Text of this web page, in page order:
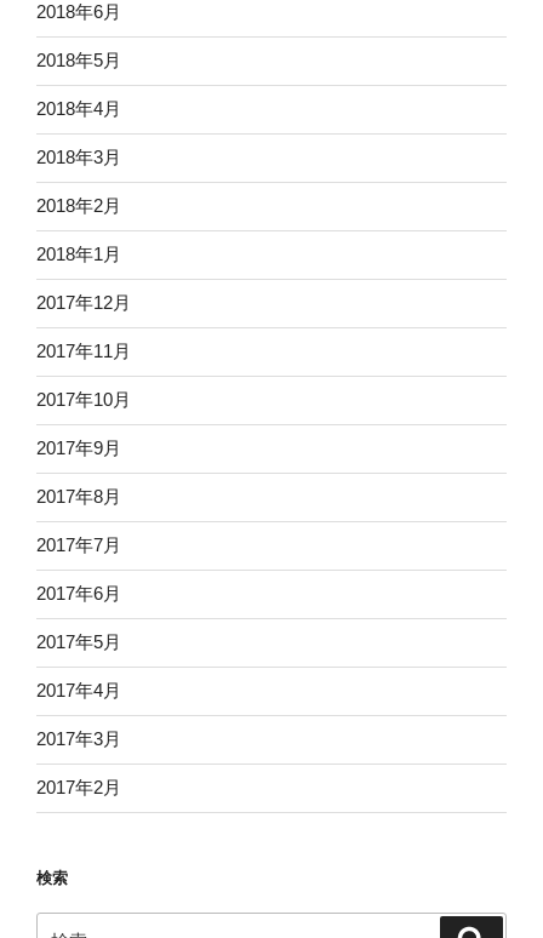
2018年6月
2018年5月
2018年4月
2018年3月
2018年2月
2018年1月
2017年12月
2017年11月
2017年10月
2017年9月
2017年8月
2017年7月
2017年6月
2017年5月
2017年4月
2017年3月
2017年2月
検索